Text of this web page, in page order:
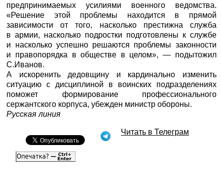
предпринимаемых усилиями военного ведомства.
«Решение этой проблемы находится в прямой
зависимости от того, насколько престижна служба
в армии, насколько подростки подготовлены к службе
и насколько успешно решаются проблемы законности
и правопорядка в обществе в целом», — подытожил
С.Иванов.
А искоренить дедовщину и кардинально изменить
ситуацию с дисциплиной в воинских подразделениях
поможет формирование профессионального
сержантского корпуса, убежден министр обороны.
Русская линия
Читать в Телеграм